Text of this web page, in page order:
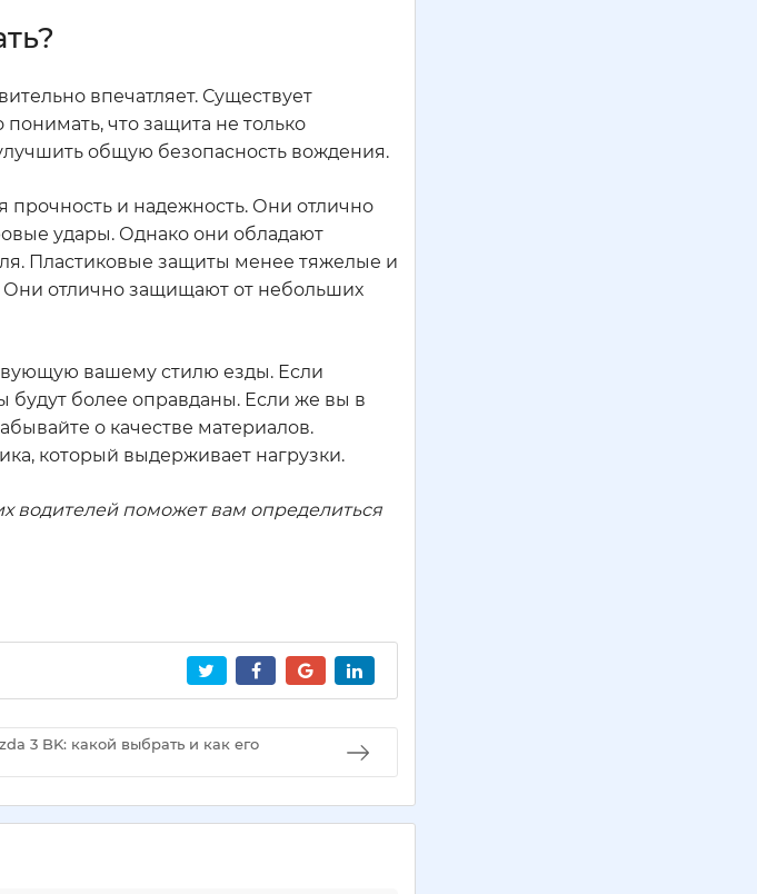
впечатляет. Существует
что защита не только
общую безопасность вождения.
и надежность. Они отлично
удары. Однако они обладают
Пластиковые защиты менее тяжелые и
Они отлично защищают от небольших
вашему стилю езды. Если
будут более оправданы. Если же вы в
о качестве материалов.
который выдерживает нагрузки.
водителей поможет вам определиться
3 BK: какой выбрать и как его